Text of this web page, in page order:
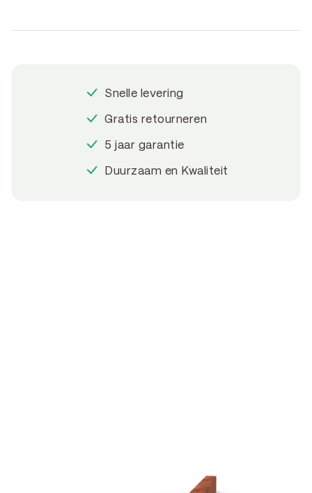
Snelle levering
Gratis retourneren
5 jaar garantie
Duurzaam en Kwaliteit